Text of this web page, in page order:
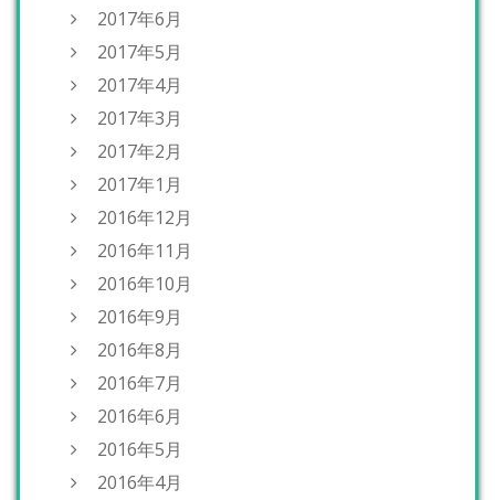
2017年6月
2017年5月
2017年4月
2017年3月
2017年2月
2017年1月
2016年12月
2016年11月
2016年10月
2016年9月
2016年8月
2016年7月
2016年6月
2016年5月
2016年4月